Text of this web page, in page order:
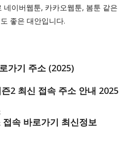
네이버웹툰, 카카오웹툰, 봄툰 같은
좋은 대안입니다.
가기 주소 (2025)
2 최신 접속 주소 안내 2025
속 바로가기 최신정보